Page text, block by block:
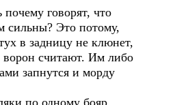
говорят, что
сильны? Это потому,
в задницу не клюнет,
ворон считают. Им либо
запнутся и морду
по одному бояр